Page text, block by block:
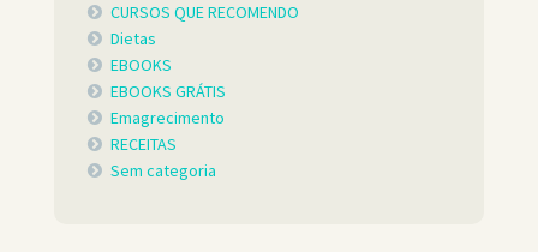
CURSOS QUE RECOMENDO
Dietas
EBOOKS
EBOOKS GRÁTIS
Emagrecimento
RECEITAS
Sem categoria